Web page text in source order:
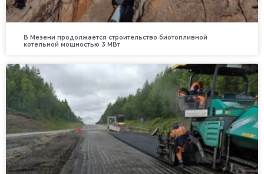
В Мезени продолжается строительство биотопливной
котельной мощностью 3 МВт